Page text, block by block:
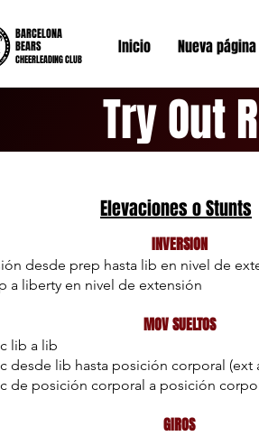
BARCELONA
BEARS
CHEERLEADING CLUB
Inicio Nueva página
Try Out
Elevaciones o Stunts
INVERSION
desde prep hasta lib en nivel de
a liberty en nivel de extensión
MOV SUELTOS
lib a lib
desde lib hasta posición corporal (ext
de posición corporal a posición
GIROS